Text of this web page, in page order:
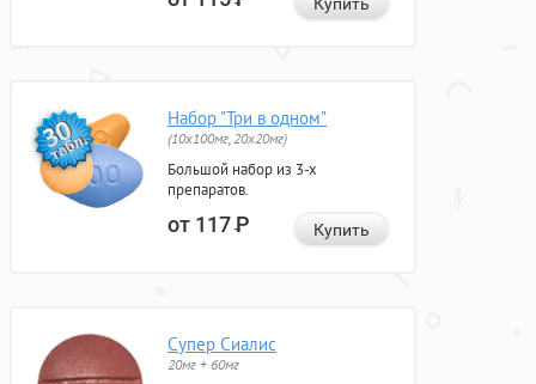
Купить
Набор "Три в одном"
(10x100мг, 20x20мг)
Большой набор из 3-х
препаратов.
от 117Р Купить
Супер Сиалис
20мг + 60мг